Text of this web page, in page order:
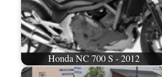
Honda NC 700 S - 2012